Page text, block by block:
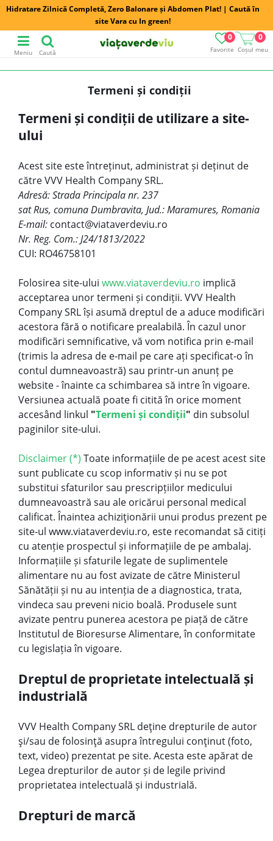
Hidratare Zilnică Completă, Zero Balonare și Abdomen Plat! | Caută în
site Vara cu In green!
Favorite
0
Coșul meu
0
Meniu Caută
Termeni și condiții
Termeni și condiții de utilizare a site-
ului
Acest site este întreținut, administrat și deținut de
către VVV Health Company SRL.
Adresă: Strada Principala nr. 237
sat Rus, comuna Dumbravita, Jud.: Maramures, Romania
E-mail: contact@viataverdeviu.ro
Nr. Reg. Com.: J24/1813/2022
CUI: RO46758101
Folosirea site-ului www.viataverdeviu.ro implică
acceptarea unor termeni și condiții. VVV Health
Company SRL își asumă dreptul de a aduce modificări
acestora fără o notificare prealabilă. În cazul unor
modificări semnificative, vă vom notifica prin e-mail
(trimis la adresa de e-mail pe care ați specificat-o în
contul dumneavoastră) sau printr-un anunț pe
website - înainte ca schimbarea să intre în vigoare.
Versiunea actuală poate fi citită în orice moment
accesând linkul "Termeni și condiții" din subsolul
paginilor site-ului.
Disclaimer (*) Toate informațiile de pe acest acest site
sunt publicate cu scop informativ și nu se pot
substitui sfaturilor sau prescripțiilor medicului
dumneavoastră sau ale oricărui personal medical
calificat. Înaintea achiziţionării unui produs prezent pe
site-ul www.viataverdeviu.ro, este recomandat să citiți
cu atenție prospectul și informațiile de pe ambalaj.
Informațiile și sfaturile legate de suplimentele
alimentare nu au fost avizate de către Ministerul
Sănătății și nu au intenția de a diagnostica, trata,
vindeca sau preveni nicio boală. Produsele sunt
avizate pentru punerea acestora pe piață de către
Institutul de Bioresurse Alimentare, în conformitate
cu legislația în vigoare.
Dreptul de proprietate intelectuală și
industrială
VVV Health Company SRL deţine drepturile de autor
şi/sau de folosinţă asupra întregului conţinut (foto,
text, video) prezentat pe site. Acesta este apărat de
Legea drepturilor de autor și de legile privind
proprietatea intelectuală și industrială.
Drepturi de marcă